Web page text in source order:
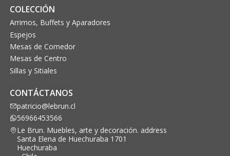
COLECCIÓN
Arrimos, Buffets y Aparadores
Espejos
Mesas de Comedor
Mesas de Centro
Sillas y Sitiales
CONTÁCTANOS
patricio@lebrun.cl
56966453566
Le Brun. Muebles, arte y decoración. address
Santa Elena de Huechuraba 1701
Huechuraba